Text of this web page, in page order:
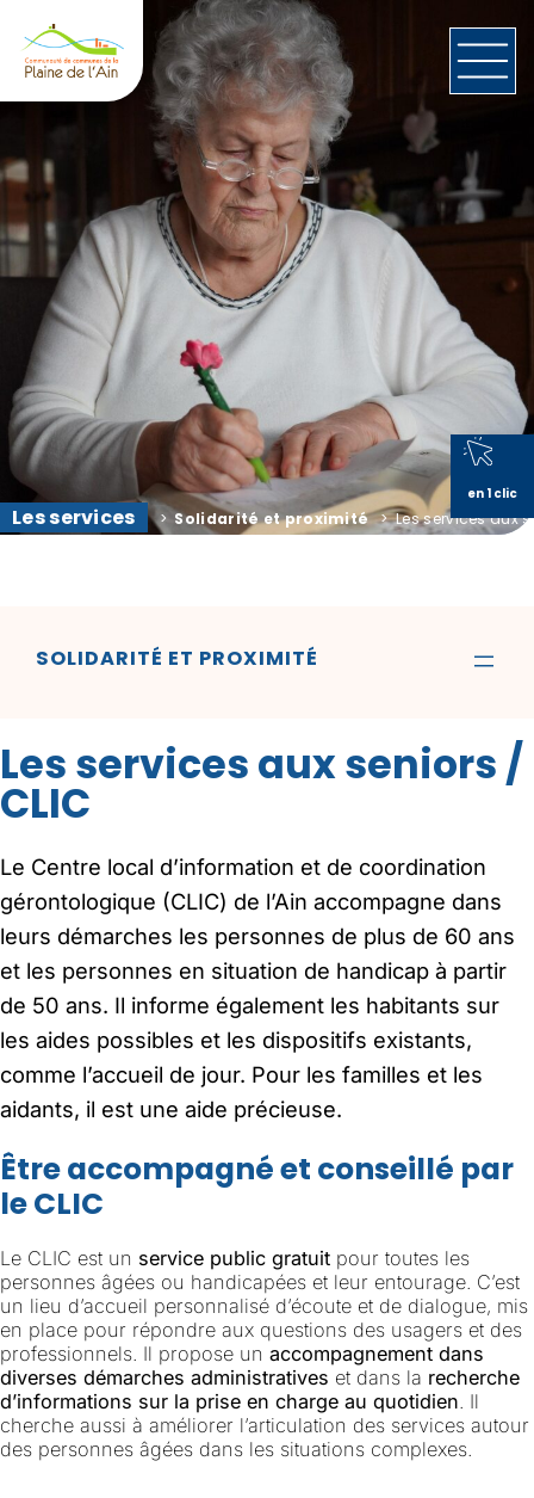
en 1 clic
Les services > Solidarité et proximité>Les services aux
SOLIDARITÉ ET PROXIMITÉ
Les services aux seniors /
CLIC
Le Centre local d’information et de coordination
gérontologique (CLIC) de l’Ain accompagne dans
leurs démarches les personnes de plus de 60 ans
et les personnes en situation de handicap à partir
de 50 ans. Il informe également les habitants sur
les aides possibles et les dispositifs existants,
comme l’accueil de jour. Pour les familles et les
aidants, il est une aide précieuse.
Être accompagné et conseillé par
le CLIC
Le CLIC est un service public gratuit pour toutes les
personnes âgées ou handicapées et leur entourage. C’est
un lieu d’accueil personnalisé d’écoute et de dialogue, mis
en place pour répondre aux questions des usagers et des
professionnels. Il propose un accompagnement dans
diverses démarches administratives et dans la recherche
d’informations sur la prise en charge au quotidien . Il
cherche aussi à améliorer l’articulation des services autour
des personnes âgées dans les situations complexes.